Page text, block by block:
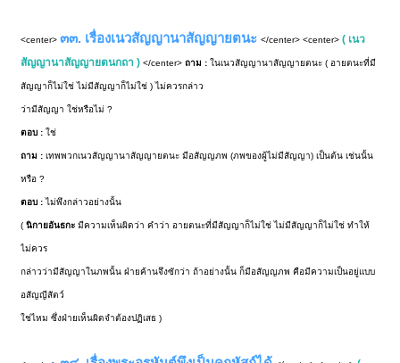
<center>๓๓. เรื่องเนวสัญญานาสัญญายตนะ </center> <center>( เนว
สัญญานาสัญญายตนกถา )</center>ถาม :ในเนวสัญญานาสัญญายตนะ ( อายตนะที่มี
สัญญาก็ไม่ใช่ ไม่มีสัญญาก็ไม่ใช่ ) ไม่ควรกล่าว
ว่ามีสัญญา ใช่หรือไม่ ?
ตอบ :ใช่
ถาม :เทพพวกเนวสัญญานาสัญญายตนะ มีอสัญญภพ (ภพของผู้ไม่มีสัญญา) เป็นต้น เช่นนั้น
หรือ ?
ตอบ :ไม่พึงกล่าวอย่างนั้น
( นิกายอันธกะมีความเห็นผิดว่า คำว่า อายตนะที่มีสัญญาก็ไม่ใช่ ไม่มีสัญญาก็ไม่ใช่ ทำให้
ไม่ควร
กล่าวว่ามีสัญญาในภพนั้น ฝ่ายค้านจึงซักว่า ถ้าอย่างนั้น ก็มีอสัญญภพ คือมีความเป็นอยู่แบบ
อสัญญีสัตว์
ใช่ไหม ซึ่งฝ่ายเห็นผิดจำต้องปฏิเสธ )